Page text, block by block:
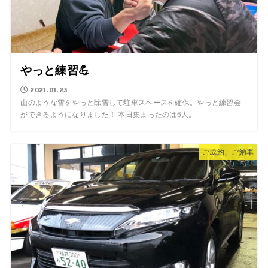
やっと練習💪
2021.01.23
山のような雪をやっと除雪して駐車スペースを確保。やっと練習会
ができるようになりました！ 本日集まったのは6人。
ご成約、ご納車